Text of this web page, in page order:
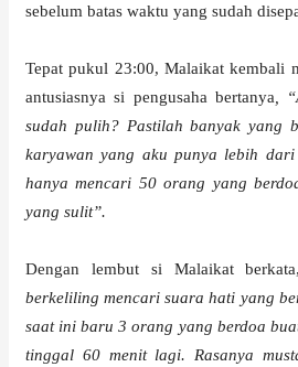
sebelum batas waktu yang sudah
Tepat pukul 23:00, Malaikat kembali
antusiasnya si pengusaha bertanya ,
sudah pulih? Pastilah banyak yang
karyawan yang aku punya lebih
hanya mencari 50 orang yang
yang sulit”.
Dengan lembut si Malaikat berkata,
berkeliling mencari suara hati yang
saat ini baru 3 orang yang berdoa
tinggal 60 menit lagi. Rasanya